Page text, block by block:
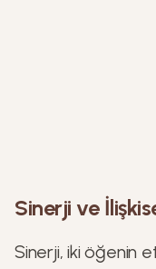
Sinerji ve
Sinerji, iki öğenin